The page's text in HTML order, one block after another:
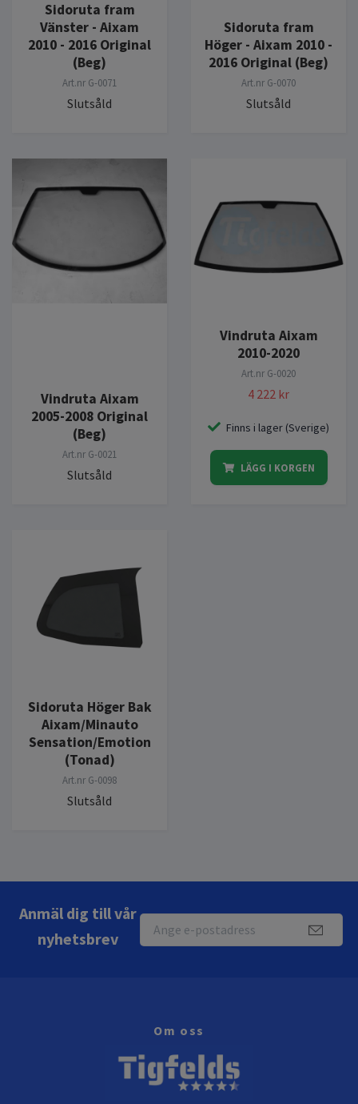
Sidoruta fram
Vänster - Aixam
2010 - 2016 Original
(Beg)
Art.nr G-0071
Slutsåld
Sidoruta fram
Höger - Aixam 2010 -
2016 Original (Beg)
Art.nr G-0070
Slutsåld
Vindruta Aixam
2005-2008 Original
(Beg)
Art.nr G-0021
Slutsåld
Vindruta Aixam
2010-2020
Art.nr G-0020
4 222 kr
Finns i lager (Sverige)
LÄGG I KORGEN
Sidoruta Höger Bak
Aixam/Minauto
Sensation/Emotion
(Tonad)
Art.nr G-0098
Slutsåld
Anmäl dig till vår
nyhetsbrev
Om oss